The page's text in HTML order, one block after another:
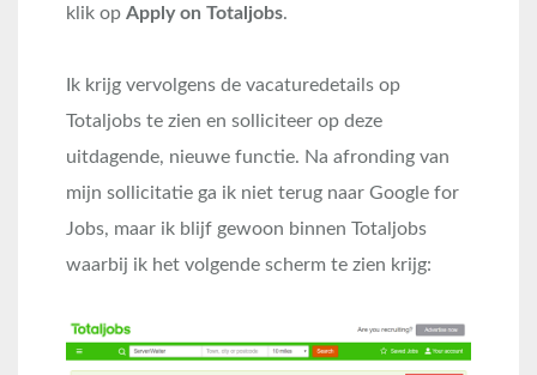
klik op Apply on Totaljobs.
Ik krijg vervolgens de vacaturedetails op
Totaljobs te zien en solliciteer op deze
uitdagende, nieuwe functie. Na afronding van
mijn sollicitatie ga ik niet terug naar Google for
Jobs, maar ik blijf gewoon binnen Totaljobs
waarbij ik het volgende scherm te zien krijg: